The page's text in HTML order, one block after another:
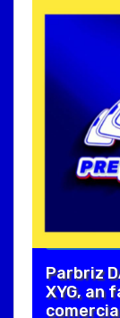
Parbriz
XYG, an